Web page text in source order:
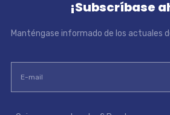
¡Subscríbase
Manténgase informado de los actuales